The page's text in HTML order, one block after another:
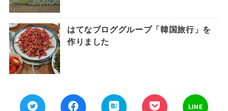
はてなブロググループ「韓国旅行」を
作りました
LINE